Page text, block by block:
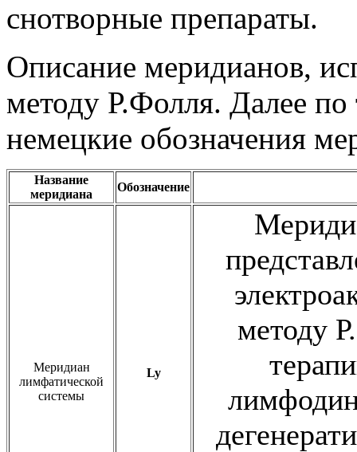
снотворные препараты.
Описание меридианов,
методу Р.Фолля. Далее по
немецкие обозначения
Название
меридиана
Обозначение
Меридиан
лимфатической
системы
Ly
методу